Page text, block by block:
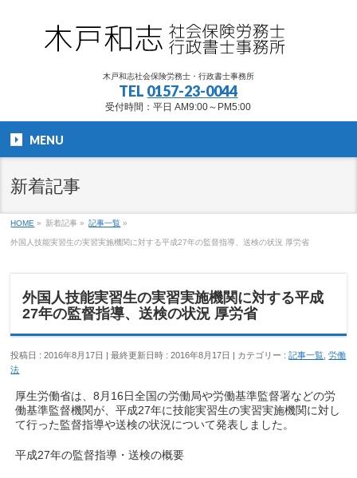
木戸和志社会保険労務士・行政書士事務所
TEL 0157-23-0044
受付時間：平日 AM9:00～PM5:00
MENU
新着記事
HOME » 新着記事 » 記事一覧 »
外国人技能実習生の実習実施機関に対する平成27年の監督指導、送検の状況 厚労省
外国人技能実習生の実習実施機関に対する平成
27年の監督指導、送検の状況 厚労省
投稿日 : 2016年8月17日 最終更新日時 : 2016年8月17日 カテゴリー :記事一覧 ,労働
法
厚生労働省は、8月16日全国の労働局や労働基準監督署などの労
働基準監督機関が、平成27年に技能実習生の実習実施機関に対し
て行った監督指導や送検の状況について発表しました。
平成27年の監督指導・送検の概要